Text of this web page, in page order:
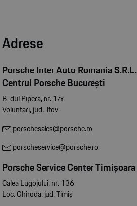
Adrese
Porsche Inter Auto Romania S.R.L.
Centrul Porsche București
B-dul Pipera, nr. 1/x
Voluntari, jud. Ilfov
porschesales@porsche.ro
porscheservice@porsche.ro
Porsche Service Center Timișoara
Calea Lugojului, nr. 136
Loc. Ghiroda, jud. Timiș